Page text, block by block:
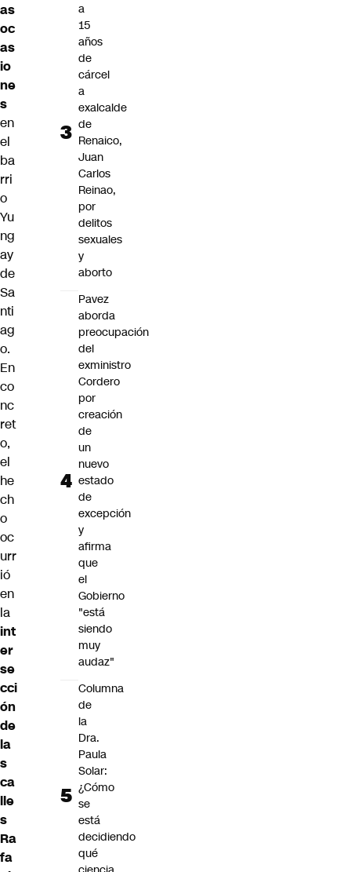
as
oc
as
io
ne
s
en
el
ba
rri
o
Yu
ng
ay
de
Sa
nti
ag
o.
En
co
nc
ret
o,
el
he
ch
o
oc
urr
ió
en
la
int
er
se
cci
ón
de
la
s
ca
lle
s
Ra
fa
a
15
años
de
cárcel
a
exalcalde
de
Renaico,
Juan
Carlos
Reinao,
por
delitos
sexuales
y
aborto
Pavez
aborda
preocupación
del
exministro
Cordero
por
creación
de
un
nuevo
estado
de
excepción
y
afirma
que
el
Gobierno
"está
siendo
muy
audaz"
Columna
de
la
Dra.
Paula
Solar:
¿Cómo
se
está
decidiendo
qué